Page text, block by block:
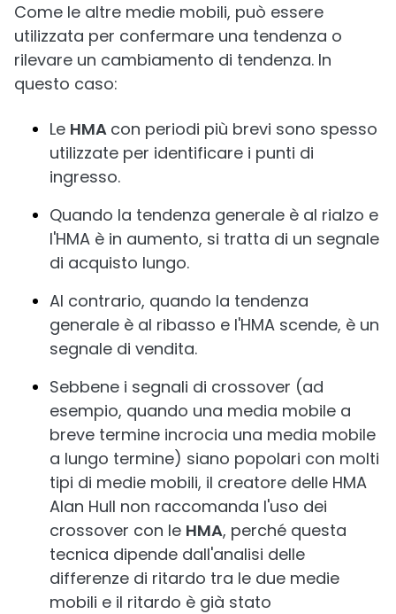
Come le altre medie mobili, può essere
utilizzata per confermare una tendenza o
rilevare un cambiamento di tendenza. In
questo caso:
Le HMA con periodi più brevi sono spesso
utilizzate per identificare i punti di
ingresso.
Quando la tendenza generale è al rialzo e
l'HMA è in aumento, si tratta di un segnale
di acquisto lungo.
Al contrario, quando la tendenza
generale è al ribasso e l'HMA scende, è un
segnale di vendita.
Sebbene i segnali di crossover (ad
esempio, quando una media mobile a
breve termine incrocia una media mobile
a lungo termine) siano popolari con molti
tipi di medie mobili, il creatore delle HMA
Alan Hull non raccomanda l'uso dei
crossover con le HMA, perché questa
tecnica dipende dall'analisi delle
differenze di ritardo tra le due medie
mobili e il ritardo è già stato